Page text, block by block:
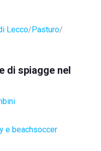
Lecco Pasturo
di spiagge nel
e beachsoccer